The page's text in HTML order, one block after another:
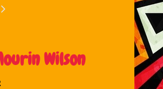
Wilson